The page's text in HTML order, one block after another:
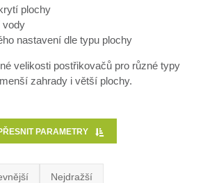
plochy
vody
nastavení dle typu plochy
velikosti postřikovačů pro různé typy
zahrady i větší plochy.
PARAMETRY
Nejdražší